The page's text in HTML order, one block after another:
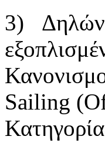
3) Δηλώνω
Sailing